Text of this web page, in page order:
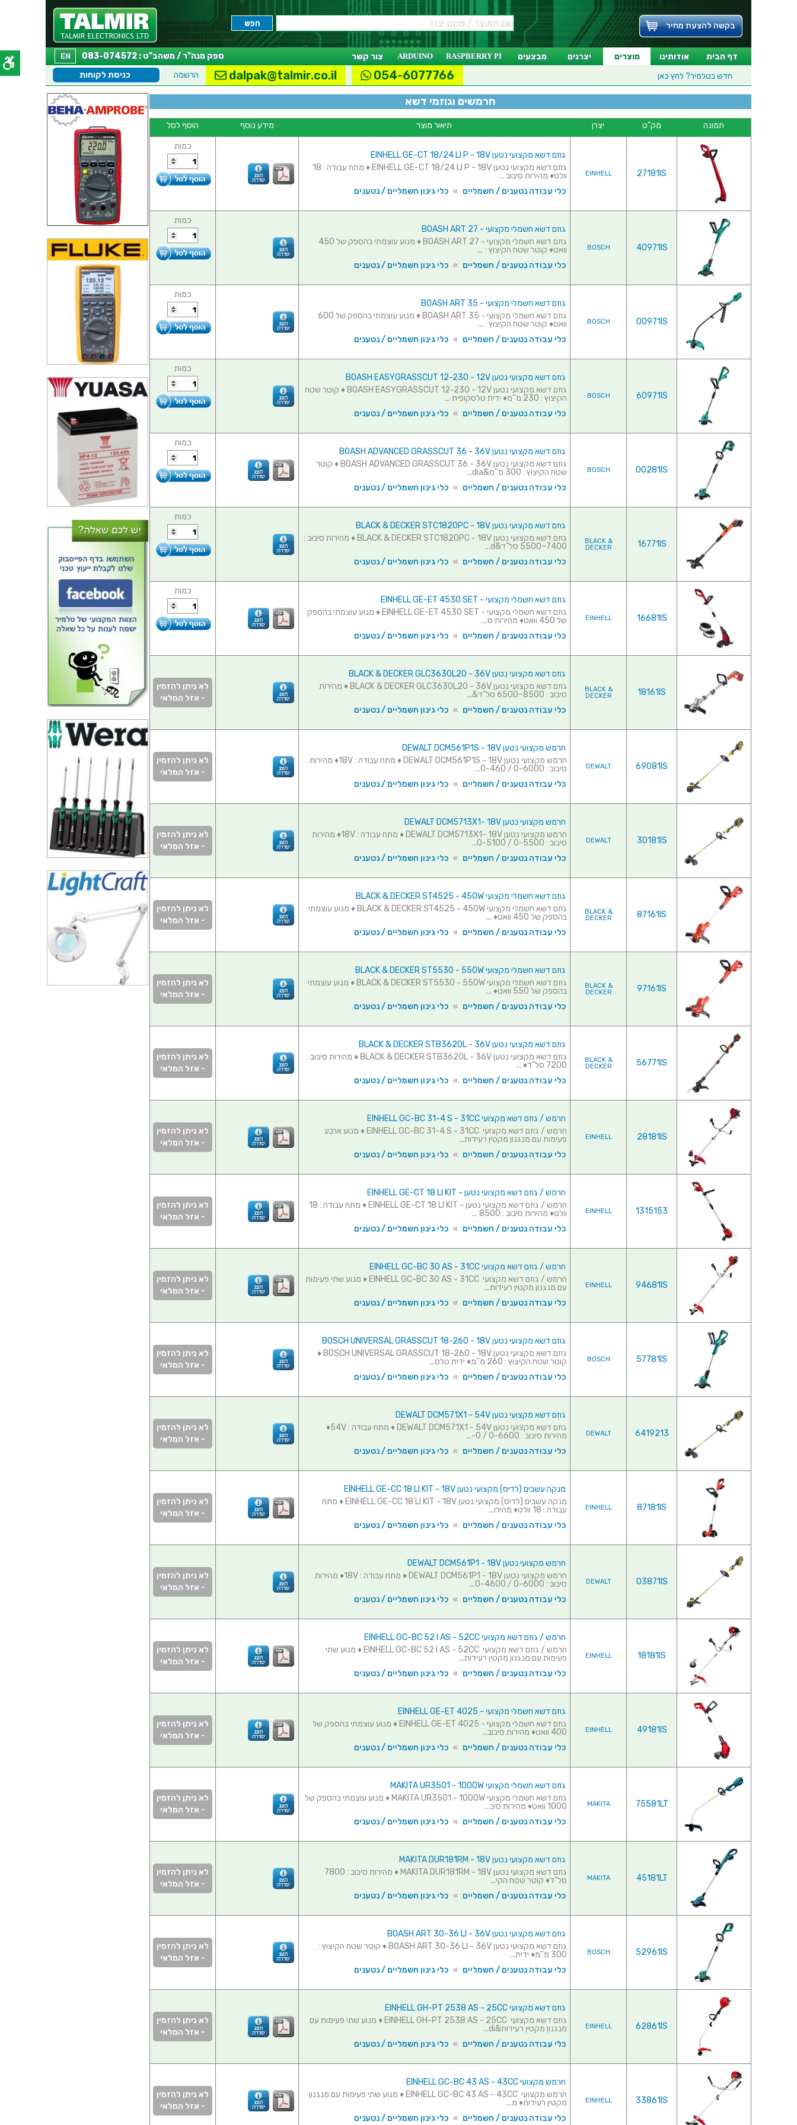
בקשה להצעת מחיר
דף הבית אודותינו מוצרים יצרנים מבצעים RASPBERRY PI
ARDUINO צור קשר EN
ספק מנה"ר / משהב"ט : 083-074572
חדש בטלמיר? לחץ כאן כניסת לקוחות הרשמה dalpak@talmir.co.il 054-6077766
חרמשים וגוזמי דשא
תמונה מק"ט יצרן תיאור מוצר מידע נוסף הוסף לסל
27181IS
EINHELL
גוזם דשא מקצועי נטען EINHELL GE-CT 18/24 LI P - 18V
גוזם דשא מקצועי נטען EINHELL GE-CT 18/24 LI P - 18V ♦ מתח עבודה : 18
וולט♦ מהירות סיבוב ...
כלי עבודה נטענים / חשמליים » כלי גינון חשמליים / נטענים
כמות
40971IS
BOSCH
גוזם דשא חשמלי מקצועי - BOASH ART 27
גוזם דשא חשמלי מקצועי - BOASH ART 27 ♦ מנוע עוצמתי בהספק של 450
וואט♦ קוטר שטח הקיצוץ : ...
כלי עבודה נטענים / חשמליים » כלי גינון חשמליים / נטענים
כמות
00971IS
BOSCH
גוזם דשא חשמלי מקצועי - BOASH ART 35
גוזם דשא חשמלי מקצועי - BOASH ART 35 ♦ מנוע עוצמתי בהספק של 600
וואט♦ קוטר שטח הקיצוץ : ...
כלי עבודה נטענים / חשמליים » כלי גינון חשמליים / נטענים
כמות
60971IS
BOSCH
גוזם דשא מקצועי נטען BOASH EASYGRASSCUT 12-230 - 12V
גוזם דשא מקצועי נטען BOASH EASYGRASSCUT 12-230 - 12V ♦ קוטר שטח
הקיצוץ : 230 מ''מ♦ ידית טלסקופית ...
כלי עבודה נטענים / חשמליים » כלי גינון חשמליים / נטענים
כמות
00281IS
BOSCH
גוזם דשא מקצועי נטען BOASH ADVANCED GRASSCUT 36 - 36V
גוזם דשא מקצועי נטען BOASH ADVANCED GRASSCUT 36 - 36V ♦ קוטר
שטח הקיצוץ : 300 מ''מ&dia...
כלי עבודה נטענים / חשמליים » כלי גינון חשמליים / נטענים
כמות
16771IS
BLACK &
DECKER
גוזם דשא מקצועי נטען BLACK & DECKER STC1820PC - 18V
גוזם דשא מקצועי נטען BLACK & DECKER STC1820PC - 18V ♦ מהירות סיבוב :
7400~5500 סל"ד&d...
כלי עבודה נטענים / חשמליים » כלי גינון חשמליים / נטענים
כמות
16681IS
EINHELL
גוזם דשא חשמלי מקצועי - EINHELL GE-ET 4530 SET
גוזם דשא חשמלי מקצועי - EINHELL GE-ET 4530 SET ♦ מנוע עוצמתי בהספק
של 450 וואט♦ מהירות ס...
כלי עבודה נטענים / חשמליים » כלי גינון חשמליים / נטענים
כמות
18161IS
BLACK &
DECKER
גוזם דשא מקצועי נטען BLACK & DECKER GLC3630L20 - 36V
גוזם דשא מקצועי נטען BLACK & DECKER GLC3630L20 - 36V ♦ מהירות
סיבוב : 8500~6500 סל"ד&...
כלי עבודה נטענים / חשמליים » כלי גינון חשמליים / נטענים
לא ניתן להזמין
- אזל המלאי
69081IS
DEWALT
חרמש מקצועי נטען DEWALT DCM561P1S - 18V
חרמש מקצועי נטען DEWALT DCM561P1S - 18V ♦ מתח עבודה : 18V♦ מהירות
סיבוב : 0-6000 / 0-460...
כלי עבודה נטענים / חשמליים » כלי גינון חשמליים / נטענים
לא ניתן להזמין
- אזל המלאי
30181IS
DEWALT
חרמש מקצועי נטען DEWALT DCM5713X1- 18V
חרמש מקצועי נטען DEWALT DCM5713X1- 18V ♦ מתח עבודה : 18V♦ מהירות
סיבוב : 0-5500 / 0-5100...
כלי עבודה נטענים / חשמליים » כלי גינון חשמליים / נטענים
לא ניתן להזמין
- אזל המלאי
87161IS
BLACK &
DECKER
גוזם דשא חשמלי מקצועי BLACK & DECKER ST4525 - 450W
גוזם דשא חשמלי מקצועי BLACK & DECKER ST4525 - 450W ♦ מנוע עוצמתי
בהספק של 450 וואט♦ ...
כלי עבודה נטענים / חשמליים » כלי גינון חשמליים / נטענים
לא ניתן להזמין
- אזל המלאי
97161IS
BLACK &
DECKER
גוזם דשא חשמלי מקצועי BLACK & DECKER ST5530 - 550W
גוזם דשא חשמלי מקצועי BLACK & DECKER ST5530 - 550W ♦ מנוע עוצמתי
בהספק של 550 וואט♦ ...
כלי עבודה נטענים / חשמליים » כלי גינון חשמליים / נטענים
לא ניתן להזמין
- אזל המלאי
56771IS
BLACK &
DECKER
גוזם דשא מקצועי נטען BLACK & DECKER STB3620L - 36V
גוזם דשא מקצועי נטען BLACK & DECKER STB3620L - 36V ♦ מהירות סיבוב :
7200 סל"ד♦ ...
כלי עבודה נטענים / חשמליים » כלי גינון חשמליים / נטענים
לא ניתן להזמין
- אזל המלאי
28181IS
EINHELL
חרמש / גוזם דשא מקצועי EINHELL GC-BC 31-4 S - 31CC
חרמש / גוזם דשא מקצועי EINHELL GC-BC 31-4 S - 31CC ♦ מנוע ארבע
פעימות עם מנגנון מקטין רעידות...
כלי עבודה נטענים / חשמליים » כלי גינון חשמליים / נטענים
לא ניתן להזמין
- אזל המלאי
1315153
EINHELL
חרמש / גוזם דשא מקצועי נטען - EINHELL GE-CT 18 LI KIT
חרמש / גוזם דשא מקצועי נטען - EINHELL GE-CT 18 LI KIT ♦ מתח עבודה : 18
וולט♦ מהירות סיבוב : 8500 ...
כלי עבודה נטענים / חשמליים » כלי גינון חשמליים / נטענים
לא ניתן להזמין
- אזל המלאי
94681IS
EINHELL
חרמש / גוזם דשא מקצועי EINHELL GC-BC 30 AS - 31CC
חרמש / גוזם דשא מקצועי EINHELL GC-BC 30 AS - 31CC ♦ מנוע שתי פעימות
עם מנגנון מקטין רעידות...
כלי עבודה נטענים / חשמליים » כלי גינון חשמליים / נטענים
לא ניתן להזמין
- אזל המלאי
57781IS
BOSCH
גוזם דשא מקצועי נטען BOSCH UNIVERSAL GRASSCUT 18-260 - 18V
גוזם דשא מקצועי נטען BOSCH UNIVERSAL GRASSCUT 18-260 - 18V ♦
קוטר שטח הקיצוץ : 260 מ''מ♦ ידית טלס...
כלי עבודה נטענים / חשמליים » כלי גינון חשמליים / נטענים
לא ניתן להזמין
- אזל המלאי
6419213
DEWALT
גוזם דשא מקצועי נטען DEWALT DCM571X1 - 54V
גוזם דשא מקצועי נטען DEWALT DCM571X1 - 54V ♦ מתח עבודה : 54V♦
מהירות סיבוב : 0-6600 / 0-...
כלי עבודה נטענים / חשמליים » כלי גינון חשמליים / נטענים
לא ניתן להזמין
- אזל המלאי
87181IS
EINHELL
מנקה עשבים (לדיס) מקצועי נטען EINHELL GE-CC 18 LI KIT - 18V
מנקה עשבים (לדיס) מקצועי נטען EINHELL GE-CC 18 LI KIT - 18V ♦ מתח
עבודה : 18 וולט♦ מהירו...
כלי עבודה נטענים / חשמליים » כלי גינון חשמליים / נטענים
לא ניתן להזמין
- אזל המלאי
03871IS
DEWALT
חרמש מקצועי נטען DEWALT DCM561P1 - 18V
חרמש מקצועי נטען DEWALT DCM561P1 - 18V ♦ מתח עבודה : 18V♦ מהירות
סיבוב : 0-6000 / 0-4600...
כלי עבודה נטענים / חשמליים » כלי גינון חשמליים / נטענים
לא ניתן להזמין
- אזל המלאי
18181IS
EINHELL
חרמש / גוזם דשא מקצועי EINHELL GC-BC 52 I AS - 52CC
חרמש / גוזם דשא מקצועי EINHELL GC-BC 52 I AS - 52CC ♦ מנוע שתי
פעימות עם מנגנון מקטין רעידות...
כלי עבודה נטענים / חשמליים » כלי גינון חשמליים / נטענים
לא ניתן להזמין
- אזל המלאי
49181IS
EINHELL
גוזם דשא חשמלי מקצועי - EINHELL GE-ET 4025
גוזם דשא חשמלי מקצועי - EINHELL GE-ET 4025 ♦ מנוע עוצמתי בהספק של
400 וואט♦ מהירות סיבוב...
כלי עבודה נטענים / חשמליים » כלי גינון חשמליים / נטענים
לא ניתן להזמין
- אזל המלאי
75581LT
MAKITA
גוזם דשא חשמלי מקצועי MAKITA UR3501 - 1000W
גוזם דשא חשמלי מקצועי MAKITA UR3501 - 1000W ♦ מנוע עוצמתי בהספק של
1000 וואט♦ מהירות סיב...
כלי עבודה נטענים / חשמליים » כלי גינון חשמליים / נטענים
לא ניתן להזמין
- אזל המלאי
45181LT
MAKITA
גוזם דשא מקצועי נטען MAKITA DUR181RM - 18V
גוזם דשא מקצועי נטען MAKITA DUR181RM - 18V ♦ מהירות סיבוב : 7800
סל"ד♦ קוטר שטח הקי...
כלי עבודה נטענים / חשמליים » כלי גינון חשמליים / נטענים
לא ניתן להזמין
- אזל המלאי
52961IS
BOSCH
גוזם דשא מקצועי נטען BOASH ART 30-36 LI - 36V
גוזם דשא מקצועי נטען BOASH ART 30-36 LI - 36V ♦ קוטר שטח הקיצוץ :
300 מ''מ♦ ידית...
כלי עבודה נטענים / חשמליים » כלי גינון חשמליים / נטענים
לא ניתן להזמין
- אזל המלאי
62861IS
EINHELL
גוזם דשא מקצועי EINHELL GH-PT 2538 AS - 25CC
גוזם דשא מקצועי EINHELL GH-PT 2538 AS - 25CC ♦ מנוע שתי פעימות עם
מנגנון מקטין רעידות&di...
כלי עבודה נטענים / חשמליים » כלי גינון חשמליים / נטענים
לא ניתן להזמין
- אזל המלאי
33861IS
EINHELL
חרמש מקצועי EINHELL GC-BC 43 AS - 43CC
חרמש מקצועי EINHELL GC-BC 43 AS - 43CC ♦ מנוע שתי פעימות עם מנגנון
מקטין רעידות♦ מ...
כלי עבודה נטענים / חשמליים » כלי גינון חשמליים / נטענים
לא ניתן להזמין
- אזל המלאי